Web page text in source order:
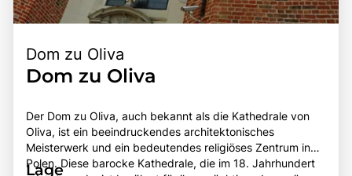
Dom zu Oliva
Dom zu Oliva
Der Dom zu Oliva, auch bekannt als die Kathedrale von
Oliva, ist ein beeindruckendes architektonisches
Meisterwerk und ein bedeutendes religiöses Zentrum in
Polen. Diese barocke Kathedrale, die im 18. Jahrhundert
Lage